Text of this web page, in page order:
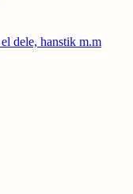
dele, hanstik m.m